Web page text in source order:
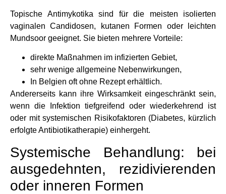
Topische Antimykotika sind für die meisten isolierten
vaginalen Candidosen, kutanen Formen oder leichten
Mundsoor geeignet. Sie bieten mehrere Vorteile:
direkte Maßnahmen im infizierten Gebiet,
sehr wenige allgemeine Nebenwirkungen,
In Belgien oft ohne Rezept erhältlich.
Andererseits kann ihre Wirksamkeit eingeschränkt sein,
wenn die Infektion tiefgreifend oder wiederkehrend ist
oder mit systemischen Risikofaktoren (Diabetes, kürzlich
erfolgte Antibiotikatherapie) einhergeht.
Systemische Behandlung: bei
ausgedehnten, rezidivierenden
oder inneren Formen